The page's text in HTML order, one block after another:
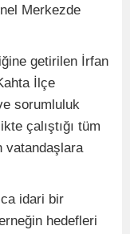
Merkezde
getirilen İrfan
İlçe
sorumluluk
çalıştığı tüm
vatandaşlara
idari bir
hedefleri